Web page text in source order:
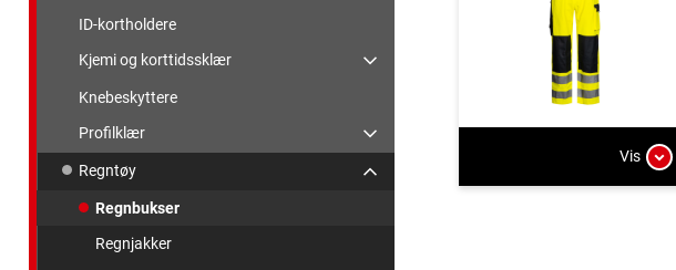
ID-kortholdere
Kjemi og korttidssklær
Knebeskyttere
Profilklær
Regntøy
Regnbukser
Regnjakker
Vis